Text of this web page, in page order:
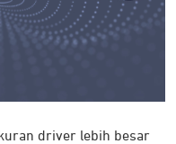
driver lebih besar
Detail
Produk